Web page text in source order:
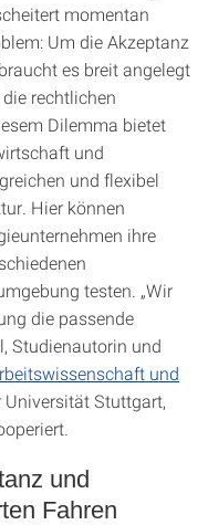
momentan
Um die Akzeptanz
es breit angelegt
rechtlichen
Dilemma bietet
und
und flexibel
Hier können
ihre
testen. „Wir
die passende
Studienautorin und
und
Universität Stuttgart,
und
Fahren